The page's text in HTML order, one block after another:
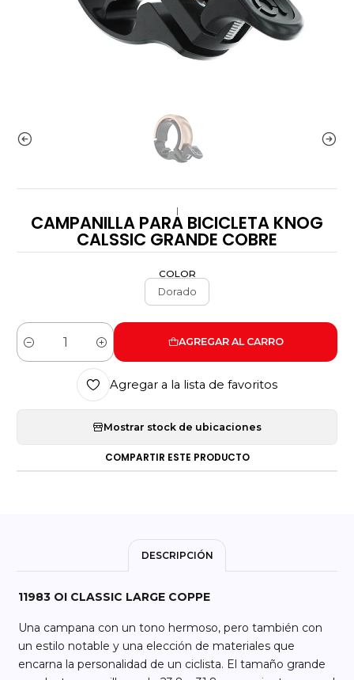
|
CAMPANILLA PARA BICICLETA KNOG
CALSSIC GRANDE COBRE
COLOR
Dorado
Cantidad
AGREGAR AL CARRO
Agregar a la lista de favoritos
Mostrar stock de ubicaciones
COMPARTIR ESTE PRODUCTO
DESCRIPCIÓN
11983 OI CLASSIC LARGE COPPE
Una campana con un tono hermoso, pero también con
un estilo notable y una elección de materiales que
encarna la personalidad de un ciclista. El tamaño grande